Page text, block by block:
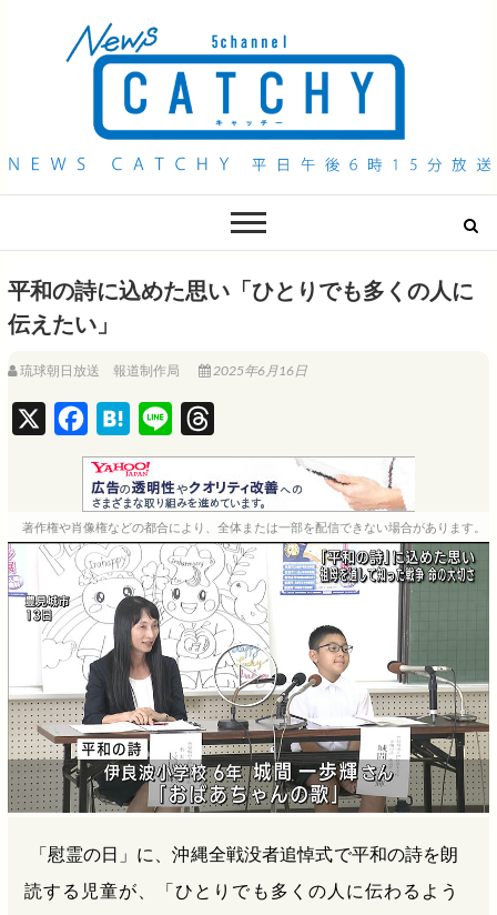
QAB NEWS Headline
平和の詩に込めた思い「ひとりでも多くの人に
伝えたい」
琉球朝日放送 報道制作局 2025年6月16日
a
c
e
b
o
o
k
H
a
t
e
n
a
i
n
e
h
r
e
a
d
s
著作権や肖像権などの都合により、全体または一部を配信できない場合があります。
「慰霊の日」に、沖縄全戦没者追悼式で平和の詩を朗
読する児童が、「ひとりでも多くの人に伝わるよう